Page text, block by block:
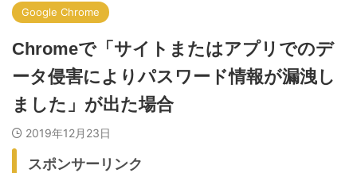
Google Chrome
Chromeで「サイトまたはアプリでのデ
ータ侵害によりパスワード情報が漏洩し
ました」が出た場合
2019年12月23日
スポンサーリンク